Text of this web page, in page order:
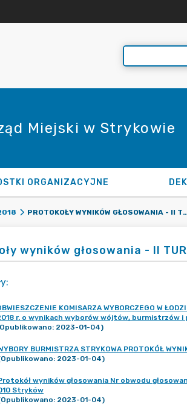
Miejski w Strykowie
ORGANIZACYJNE
PROTOKOŁY WYNIKÓW
wyników głosowania - II
:
KOMISARZA WYBORCZEGO W
r. o wynikach wyborów wójtów, burmistrzów
2023-01-04)
BURMISTRZA STRYKOWA PROTOKÓŁ
2023-01-04)
wyników głosowania Nr obwodu
Stryków
2023-01-04)